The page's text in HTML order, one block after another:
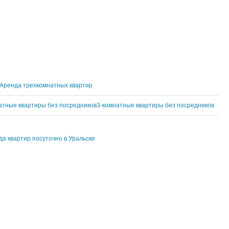
трехкомнатных квартир
квартиры без посредников3-комнатные квартиры без посредников
квартир посуточно в Уральске